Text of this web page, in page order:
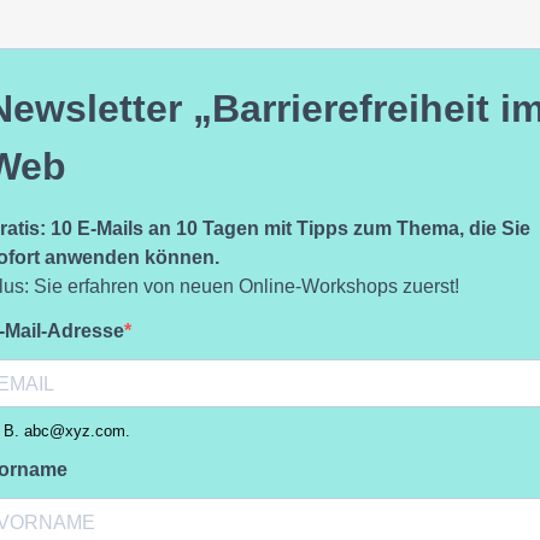
„Barrierefreiheit
10 E-Mails an 10 Tagen mit Tipps zum Thema, die Sie
anwenden können.
Sie erfahren von neuen Online-Workshops zuerst!
Mail-Adresse
abc@xyz.com.